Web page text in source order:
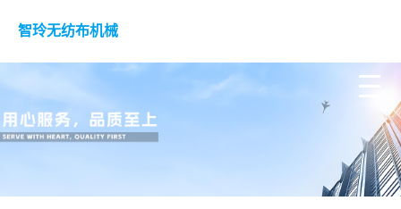
智玲无纺布机械